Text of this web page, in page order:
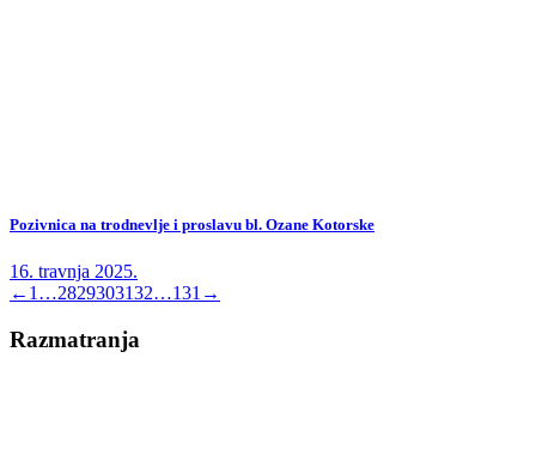
Pozivnica na trodnevlje i proslavu bl. Ozane Kotorske
16. travnja 2025.
← 1 …2829303132…131 →
Razmatranja